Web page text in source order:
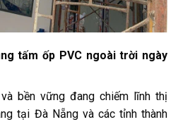
tấm ốp PVC ngoài trời ngày
bền vững đang chiếm lĩnh thị
tại Đà Nẵng và các tỉnh thành